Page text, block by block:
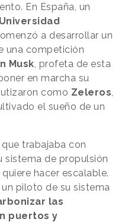
En España, un
Universidad
a desarrollar un
una competición
Musk , profeta de esta
en marcha su
como Zeleros
el sueño de un
trabajaba con
sistema de propulsión
hacer escalable.
piloto de su sistema
las
puertos y